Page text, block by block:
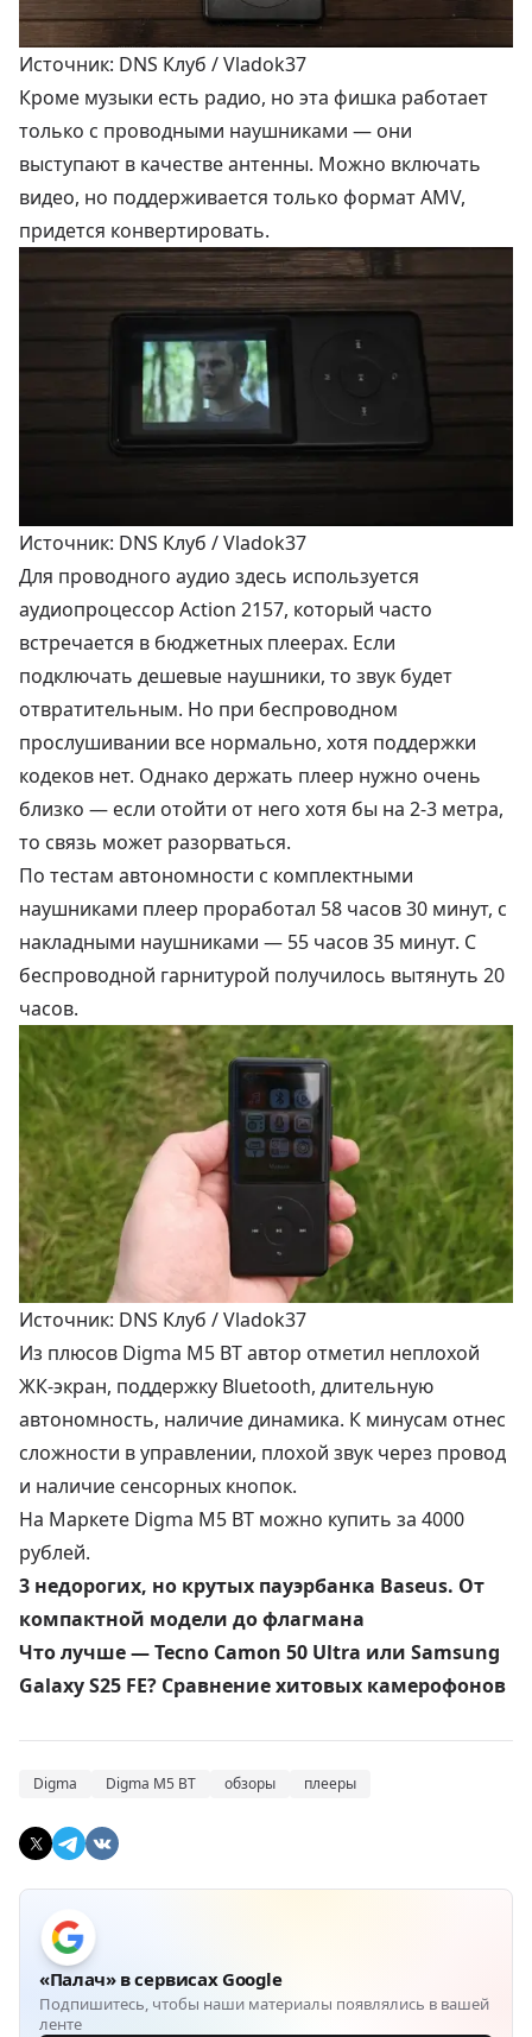
Источник: DNS Клуб / Vladok37
Кроме музыки есть радио, но эта фишка работает
только с проводными наушниками — они
выступают в качестве антенны. Можно включать
видео, но поддерживается только формат AMV,
придется конвертировать.
Источник: DNS Клуб / Vladok37
Для проводного аудио здесь используется
аудиопроцессор Action 2157, который часто
встречается в бюджетных плеерах. Если
подключать дешевые наушники, то звук будет
отвратительным. Но при беспроводном
прослушивании все нормально, хотя поддержки
кодеков нет. Однако держать плеер нужно очень
близко — если отойти от него хотя бы на 2-3 метра,
то связь может разорваться.
По тестам автономности с комплектными
наушниками плеер проработал 58 часов 30 минут, с
накладными наушниками — 55 часов 35 минут. С
беспроводной гарнитурой получилось вытянуть 20
часов.
Источник: DNS Клуб / Vladok37
Из плюсов Digma M5 BT автор отметил неплохой
ЖК-экран, поддержку Bluetooth, длительную
автономность, наличие динамика. К минусам отнес
сложности в управлении, плохой звук через провод
и наличие сенсорных кнопок.
На Маркете Digma M5 BT можно купить за 4000
рублей.
3 недорогих, но крутых пауэрбанка Baseus. От
компактной модели до флагмана
Что лучше — Tecno Camon 50 Ultra или Samsung
Galaxy S25 FE? Сравнение хитовых камерофонов
Digma Digma M5 BT обзоры плееры
«Палач» в сервисах Google
Подпишитесь, чтобы наши материалы появлялись в вашей
ленте